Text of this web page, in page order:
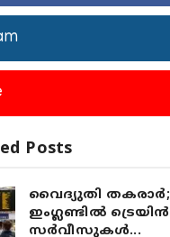
Posts
വൈദ്യുതി
ഇംഗ്ലണ്ടിൽ ട്രെയിൻ
സർവീസുകൾ...